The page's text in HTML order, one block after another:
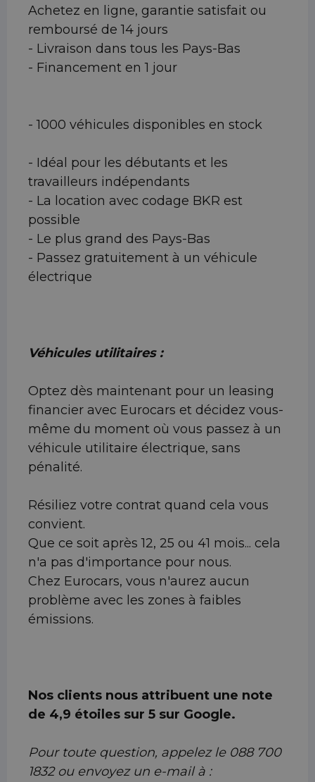
Achetez en ligne, garantie satisfait ou
remboursé de 14 jours
- Livraison dans tous les Pays-Bas
- Financement en 1 jour
- 1000 véhicules disponibles en stock
- Idéal pour les débutants et les
travailleurs indépendants
- La location avec codage BKR est
possible
- Le plus grand des Pays-Bas
- Passez gratuitement à un véhicule
électrique
Véhicules utilitaires :
Optez dès maintenant pour un leasing
financier avec Eurocars et décidez vous-
même du moment où vous passez à un
véhicule utilitaire électrique, sans
pénalité.
Résiliez votre contrat quand cela vous
convient.
Que ce soit après 12, 25 ou 41 mois... cela
n'a pas d'importance pour nous.
Chez Eurocars, vous n'aurez aucun
problème avec les zones à faibles
émissions.
Nos clients nous attribuent une note
de 4,9 étoiles sur 5 sur Google.
Pour toute question, appelez le 088 700
1832 ou envoyez un e-mail à :